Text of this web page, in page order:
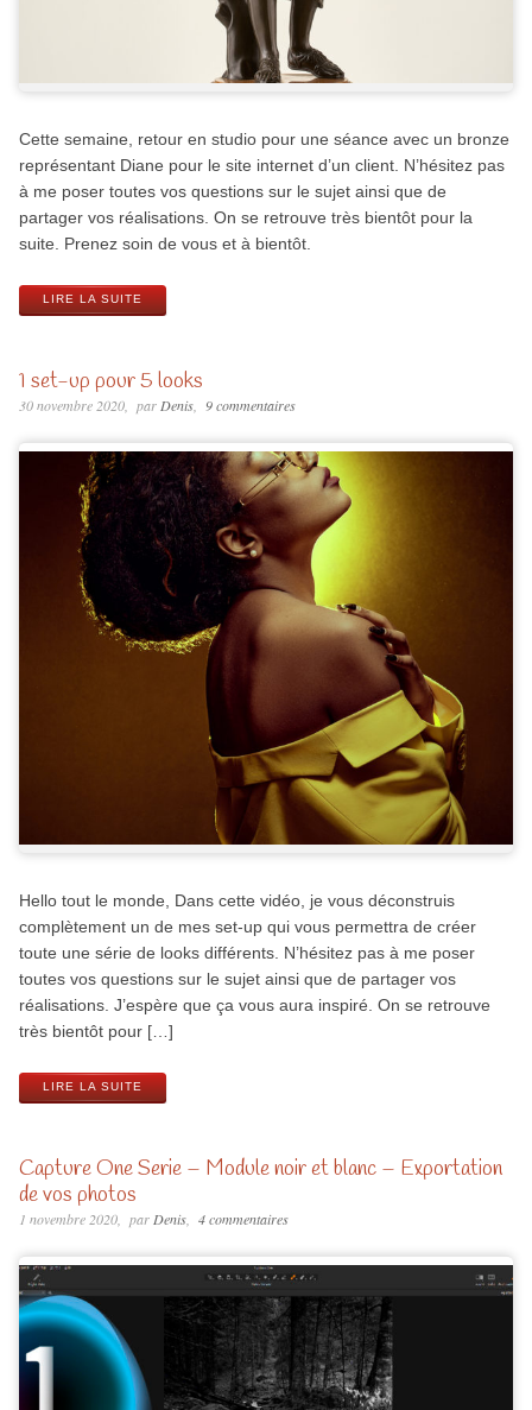
Cette semaine, retour en studio pour une séance avec un bronze
représentant Diane pour le site internet d’un client. N’hésitez pas
à me poser toutes vos questions sur le sujet ainsi que de
partager vos réalisations. On se retrouve très bientôt pour la
suite. Prenez soin de vous et à bientôt.
LIRE LA SUITE
1 set-up pour 5 looks
30 novembre 2020 par Denis 9 commentaires
Hello tout le monde, Dans cette vidéo, je vous déconstruis
complètement un de mes set-up qui vous permettra de créer
toute une série de looks différents. N’hésitez pas à me poser
toutes vos questions sur le sujet ainsi que de partager vos
réalisations. J’espère que ça vous aura inspiré. On se retrouve
très bientôt pour […]
LIRE LA SUITE
Capture One Serie – Module noir et blanc – Exportation
de vos photos
1 novembre 2020 par Denis 4 commentaires